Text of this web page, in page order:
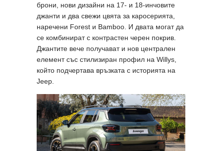
брони, нови дизайни на 17- и 18-инчовите
джанти и два свежи цвята за каросерията,
наречени Forest и Bamboo. И двата могат да
се комбинират с контрастен черен покрив.
Джантите вече получават и нов централен
елемент със стилизиран профил на Willys,
който подчертава връзката с историята на
Jeep.